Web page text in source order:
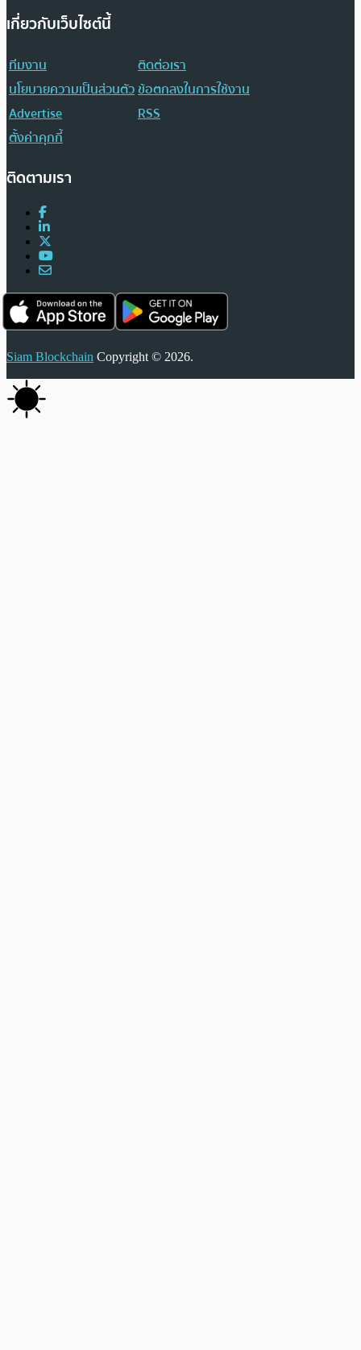
เกี่ยวกับเว็บไซต์นี้
ทีมงาน
ติดต่อเรา
นโยบายความเป็นส่วนตัวข้อตกลงในการใช้งาน
Advertise
RSS
ตั้งค่าคุกกี้
ติดตามเรา
Siam Blockchain Copyright © 2026.